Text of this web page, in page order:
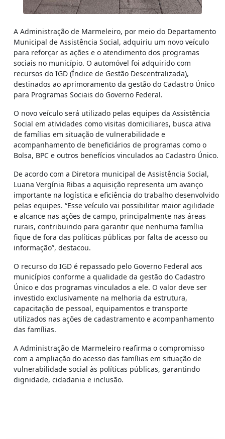
A Administração de Marmeleiro, por meio do Departamento
Municipal de Assistência Social, adquiriu um novo veículo
para reforçar as ações e o atendimento dos programas
sociais no município. O automóvel foi adquirido com
recursos do IGD (Índice de Gestão Descentralizada),
destinados ao aprimoramento da gestão do Cadastro Único
para Programas Sociais do Governo Federal.
O novo veículo será utilizado pelas equipes da Assistência
Social em atividades como visitas domiciliares, busca ativa
de famílias em situação de vulnerabilidade e
acompanhamento de beneficiários de programas como o
Bolsa, BPC e outros benefícios vinculados ao Cadastro Único.
De acordo com a Diretora municipal de Assistência Social,
Luana Vergínia Ribas a aquisição representa um avanço
importante na logística e eficiência do trabalho desenvolvido
pelas equipes. “Esse veículo vai possibilitar maior agilidade
e alcance nas ações de campo, principalmente nas áreas
rurais, contribuindo para garantir que nenhuma família
fique de fora das políticas públicas por falta de acesso ou
informação”, destacou.
O recurso do IGD é repassado pelo Governo Federal aos
municípios conforme a qualidade da gestão do Cadastro
Único e dos programas vinculados a ele. O valor deve ser
investido exclusivamente na melhoria da estrutura,
capacitação de pessoal, equipamentos e transporte
utilizados nas ações de cadastramento e acompanhamento
das famílias.
A Administração de Marmeleiro reafirma o compromisso
com a ampliação do acesso das famílias em situação de
vulnerabilidade social às políticas públicas, garantindo
dignidade, cidadania e inclusão.